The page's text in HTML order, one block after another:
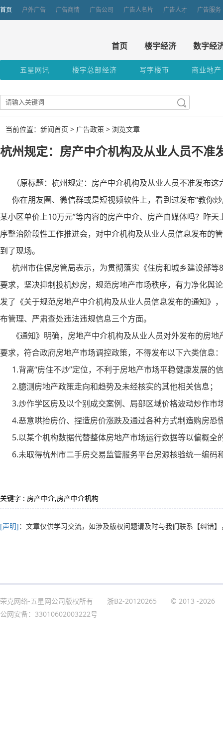
首页 户外广告 广告商情 广告公司 广告人名片 广告人才 广告服务
首页 楼宇经济 数字经
五星网讯 楼宇总部经济 写字楼市 商业地产
当前位置：新闻首页 > 广告政策 > 浏览文章
杭州规定：房产中介机构及从业人员不准
（原标题：杭州规定：房产中介机构及从业人员不准发布这
你在朋友圈、微信群或是短视频软件上，看到过发布“教你炒
某小区单价上10万元”等内容的房产中介、房产自媒体吗？昨
序整治阶段性工作推进会，对中介机构及从业人员信息发布的
到了现场。
杭州市住保房管局表示，为贯彻落实《住房和城乡建设部等
要求，坚决抑制投机炒房，规范房地产市场秩序，有力净化舆
发了《关于规范房地产中介机构及从业人员信息发布的通知》
布管理、严肃查处违法违规信息三个方面。
《通知》明确，房地产中介机构及从业人员对外发布的房地
要求，符合政府房地产市场调控政策，不得发布以下六类信息：
1.背离“房住不炒”定位，不利于房地产市场平稳健康发展的
2.臆测房地产政策走向和趋势及未经核实的其他相关信息；
3.炒作学区房及以个别成交案例、局部区域价格波动炒作市
4.恶意哄抬房价、捏造房价涨跌及通过各种方式制造购房恐
5.以某个机构数据代替整体房地产市场运行数据等以偏概全
6.未取得杭州市二手房交易监管服务平台房源核验统一编码
关键字 : 房产中介,房产中介机构
[声明]：文章仅供学习交流，如涉及版权问题请及时与我们联系 【纠错】
荣克网络-五星网公司版权所有 浙B2-20120265 © 2013 -2026
公网安备：33010602003222号